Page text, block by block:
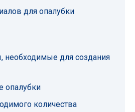
для опалубки
необходимые для создания
опалубки
количества